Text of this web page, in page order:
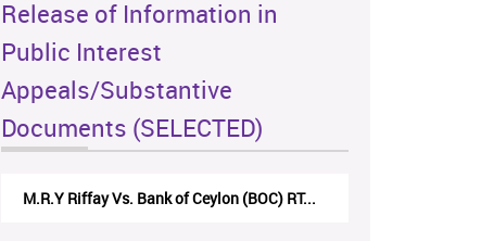
Release of Information in
Public Interest
Appeals/Substantive
Documents (SELECTED)
M.R.Y Riffay Vs. Bank of Ceylon (BOC) RT...